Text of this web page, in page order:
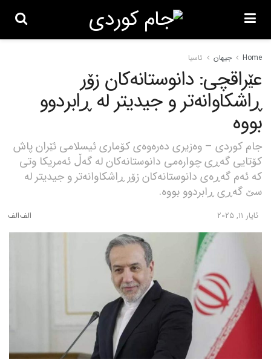
Home جیهان ئاسیا
عێراقچی: دانوستانەکان زۆر
ڕاشکاوانەتر و جیدیتر لە ڕابردوو
بووە
جام کوردی – وەزیری دەرەوەی کۆماری ئیسلامی ئێران پاش
کۆتایی گەڕی چوارەمی دانوستانەکان لە گەڵ ئەمریکا وتی
کە ئەم گەڕەی دانوستانەکان زۆر ڕاشکاوانەتر و جیدیتر لە
سێ گەڕی ڕابردوو بووە.
ئایار 11, 2025